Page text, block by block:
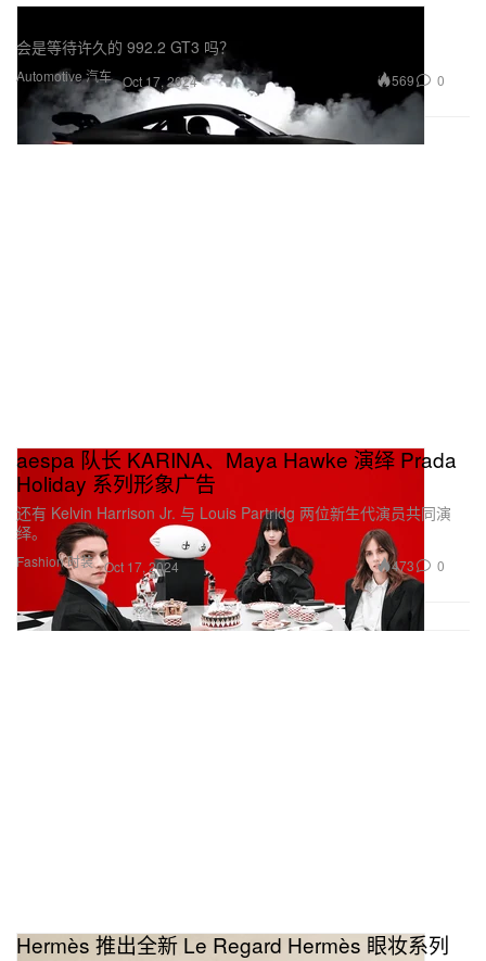
Automotive 汽车
Porsche 即将发表全新 911 GT 车型
会是等待许久的 992.2 GT3 吗？
Oct 17, 2024 569 0
Fashion 时装
aespa 队长 KARINA、Maya Hawke 演绎 Prada
Holiday 系列形象广告
还有 Kelvin Harrison Jr. 与 Louis Partridg 两位新生代演员共同演
绎。
Oct 17, 2024 473 0
Hermès 推出全新 Le Regard Hermès 眼妆系列